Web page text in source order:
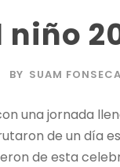
niño
BY SUAM FONSECA
una jornada
de un día
de esta